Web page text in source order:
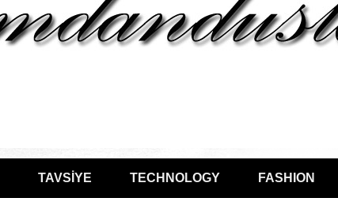
TAVSİYE TECHNOLOGY FASHION